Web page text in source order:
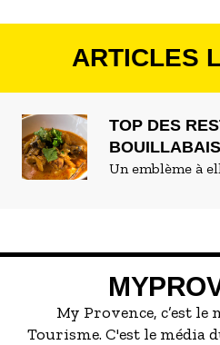
ARTICLES
TOP DES
Un emblème à
est LE plat
peut d'ailleurs
servir la
My Provence, c’est le
Tourisme. C'est le média